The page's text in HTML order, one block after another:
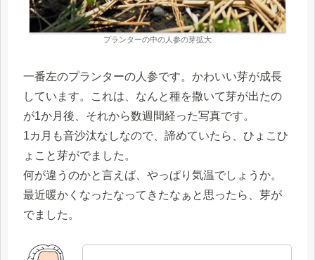
プランターの中の人参の芽拡大
一番左のプランターの人参です。かわいい芽が成長
しています。これは、なんと種を撒いて芽が出たの
が1か月後、それから数週間経った写真です。
1カ月も音沙汰なしなので、諦めていたら、ひょこひ
ょこと芽がでました。
何が違うのかと言えば、やっぱり気温でしょうか。
最近暖かくなったなってきたなぁと思ったら、芽が
でました。